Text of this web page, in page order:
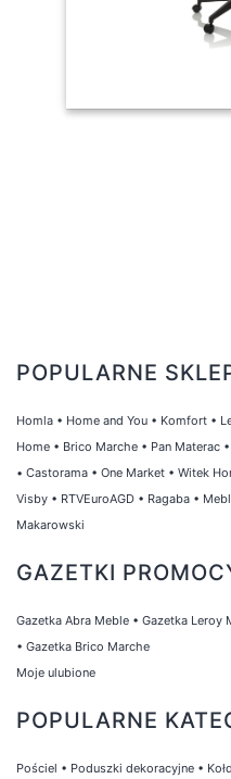
POPULARNE
Homla • Home and You • Komfort •
Home • Brico Marche • Pan Materac •
• Castorama • One Market • Witek
Visby • RTVEuroAGD • Ragaba •
Makarowski
GAZETKI
Gazetka Abra Meble • Gazetka Leroy
• Gazetka Brico Marche
Moje ulubione
POPULARNE
Pościel • Poduszki dekoracyjne •